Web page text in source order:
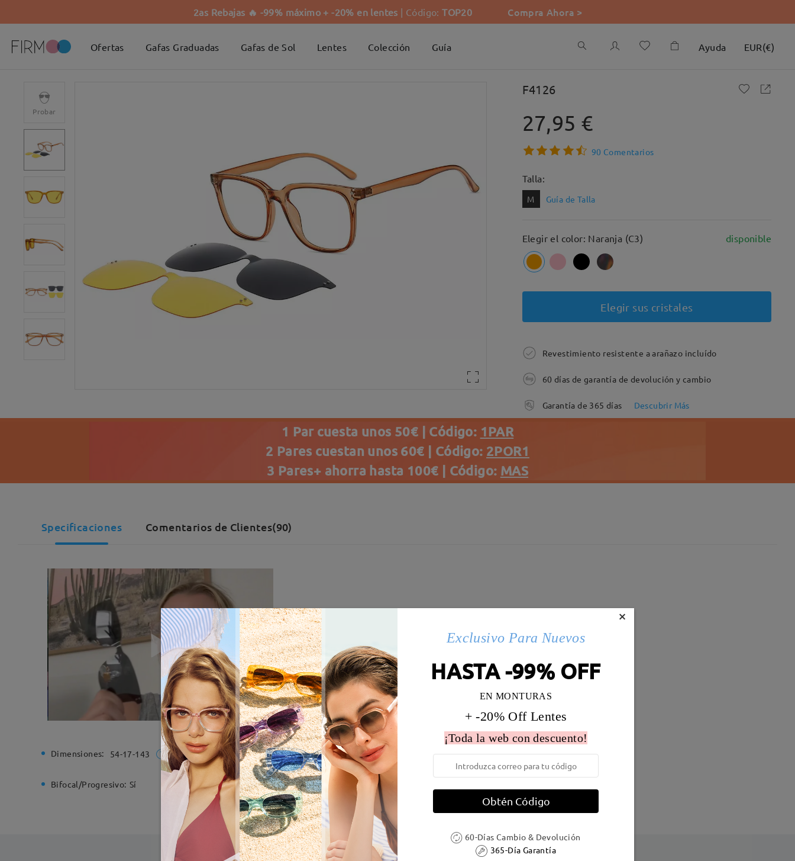
2as Rebajas 🔥 -99% máximo + -20% en lentes | Código:TOP20 Compra Ahora >
Ofertas Gafas Graduadas Gafas de Sol Lentes Colección Guía Ayuda EUR(€)
Probar
F4126
27,95 €
90 Comentarios
Talla:
M Guía de Talla
Elegir el color: Naranja (C3) disponible
Elegir sus cristales
Revestimiento resistente a arañazo incluído
60 días de garantía de devolución y cambio
Garantía de 365 días Descubrir Más
1 Par cuesta unos 50€ | Código: 1PAR
2 Pares cuestan unos 60€ | Código: 2POR1
3 Pares+ ahorra hasta 100€ | Código: MAS
Specificaciones Comentarios de Clientes(90)
Dimensiones: 54-17-143 Ancho de la montura: 131 mm Medio) Diametro de lentes: 55 mm Peso:
Bifocal/Progresivo: Sí Bisagra de resorte: No
×
Exclusivo Para Nuevos
HASTA -99% OFF
EN MONTURAS
+ -20% Off Lentes
¡Toda la web con descuento!
Obtén Código
60-Días Cambio & Devolución
365-Día Garantía